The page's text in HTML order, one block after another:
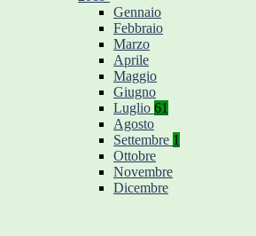
Gennaio
Febbraio
Marzo
Aprile
Maggio
Giugno
Luglio 61
Agosto
Settembre 1
Ottobre
Novembre
Dicembre